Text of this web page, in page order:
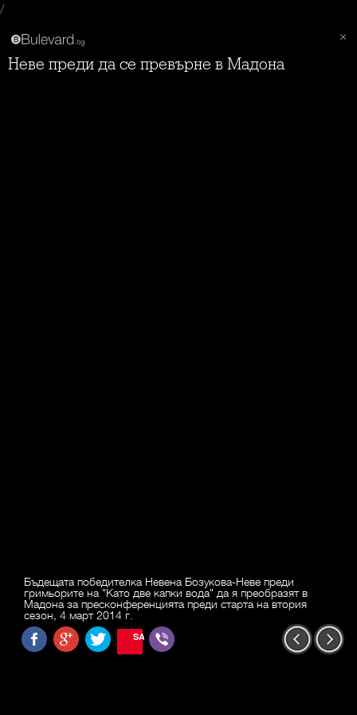
/
Неве преди да се превърне в Мадона
Бъдещата победителка Невена Бозукова-Неве преди
гримьорите на "Като две капки вода" да я преобразят в
Мадона за пресконференцията преди старта на втория
сезон, 4 март 2014 г.
SAVE